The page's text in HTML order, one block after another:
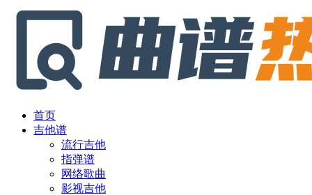
首页
吉他谱
流行吉他
指弹谱
网络歌曲
影视吉他